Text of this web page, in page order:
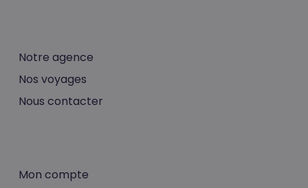
Notre agence
Nos voyages
Nous contacter
Mon compte